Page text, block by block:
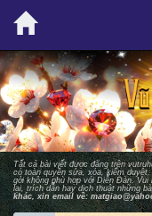
Tất cả bài viết được đăng trên
có toàn quyền sửa, xóa, kiểm
gởi không phù hợp với Diễn Ðàn.
lại, trích dẫn hay dịch thuật những
khác, xin email về: